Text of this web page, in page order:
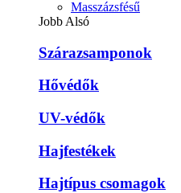
Masszázsfésű
Jobb Alsó
Szárazsamponok
Hővédők
UV-védők
Hajfestékek
Hajtípus csomagok